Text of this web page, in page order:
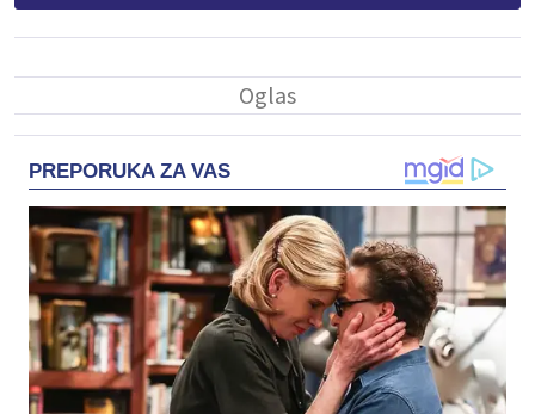
PREPORUKA ZA VAS